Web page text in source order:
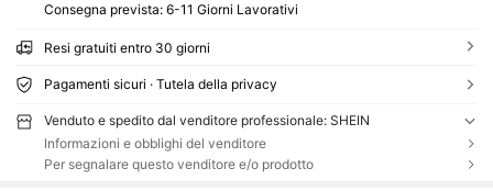
Consegna prevista: 6-11 Giorni Lavorativi
Resi gratuiti entro 30 giorni
Pagamenti sicuri · Tutela della privacy
Venduto e spedito dal venditore professionale: SHEIN
Informazioni e obblighi del venditore
Per segnalare questo venditore e/o prodotto